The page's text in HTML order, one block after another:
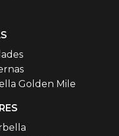
Golden Mile